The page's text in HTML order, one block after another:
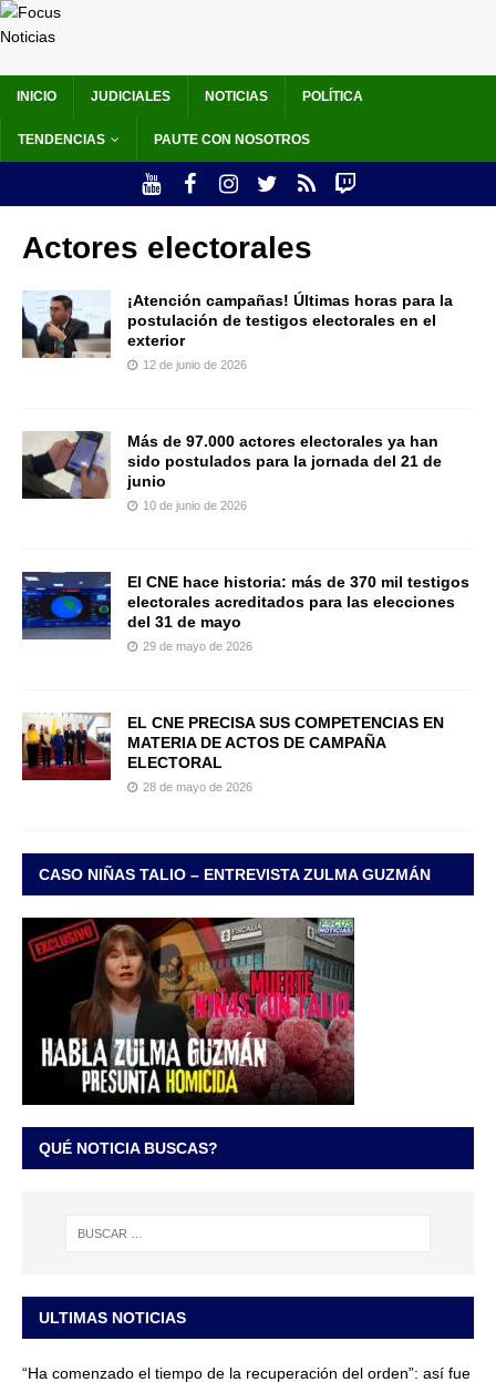
INICIO JUDICIALES NOTICIAS POLÍTICA
TENDENCIAS PAUTE CON NOSOTROS
Actores electorales
¡Atención campañas! Últimas horas para la
postulación de testigos electorales en el
exterior
12 de junio de 2026
Más de 97.000 actores electorales ya han
sido postulados para la jornada del 21 de
junio
10 de junio de 2026
El CNE hace historia: más de 370 mil testigos
electorales acreditados para las elecciones
del 31 de mayo
29 de mayo de 2026
EL CNE PRECISA SUS COMPETENCIAS EN
MATERIA DE ACTOS DE CAMPAÑA
ELECTORAL
28 de mayo de 2026
CASO NIÑAS TALIO – ENTREVISTA ZULMA GUZMÁN
QUÉ NOTICIA BUSCAS?
ULTIMAS NOTICIAS
“Ha comenzado el tiempo de la recuperación del orden”: así fue